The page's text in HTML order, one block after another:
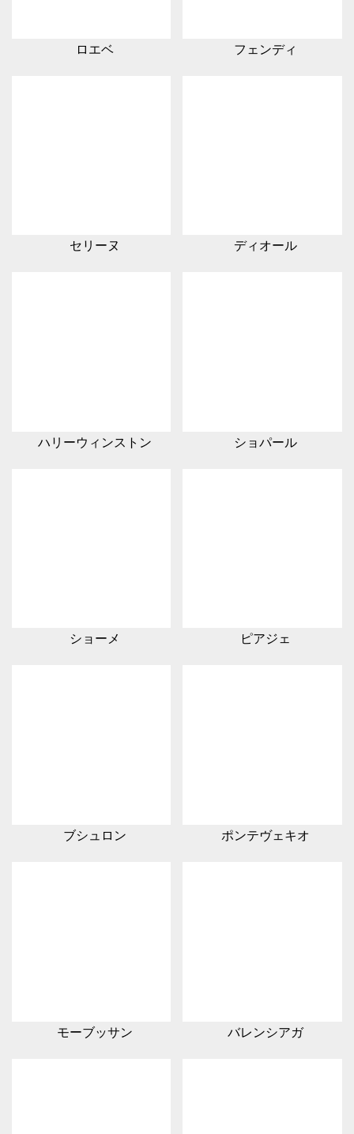
ロエベ フェンディ
セリーヌ ディオール
ハリーウィンストン ショパール
ショーメ ピアジェ
ブシュロン ポンテヴェキオ
モーブッサン バレンシアガ